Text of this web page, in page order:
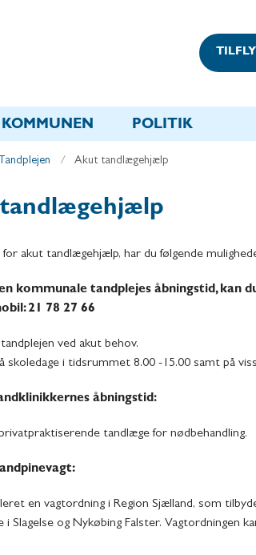
KOMMUNEN POLITIK
Tandplejen Akut tandlægehjælp
akut tandlægehjælp, har du følgende
kommunale tandplejes åbningstid, kan
21 78 27 66
ved akut behov.
skoledage i tidsrummet 8.00 -15.00 samt på
åbningstid:
tandlæge for nødbehandling.
en vagtordning i Region Sjælland, som
i Slagelse og Nykøbing Falster. Vagtordningen